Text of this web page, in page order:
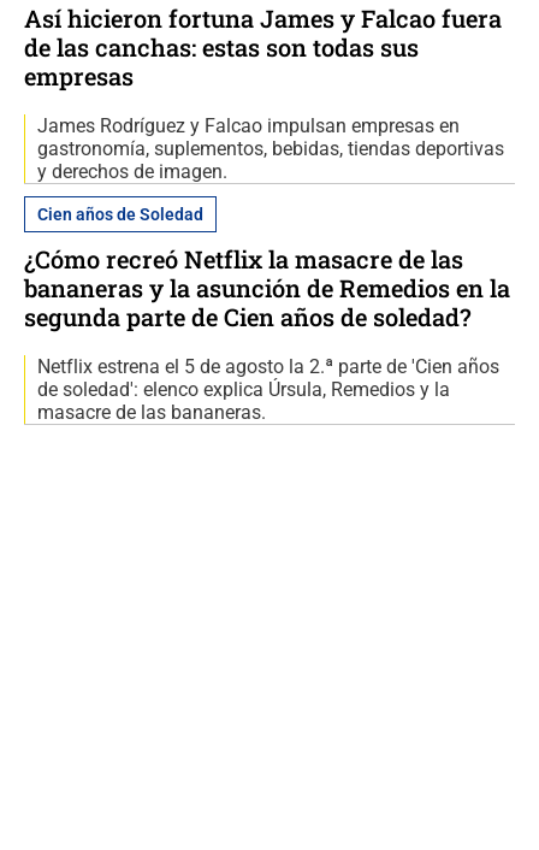
Así hicieron fortuna James y Falcao fuera
de las canchas: estas son todas sus
empresas
James Rodríguez y Falcao impulsan empresas en
gastronomía, suplementos, bebidas, tiendas deportivas
y derechos de imagen.
Cien años de Soledad
¿Cómo recreó Netflix la masacre de las
bananeras y la asunción de Remedios en la
segunda parte de Cien años de soledad?
Netflix estrena el 5 de agosto la 2.ª parte de 'Cien años
de soledad': elenco explica Úrsula, Remedios y la
masacre de las bananeras.